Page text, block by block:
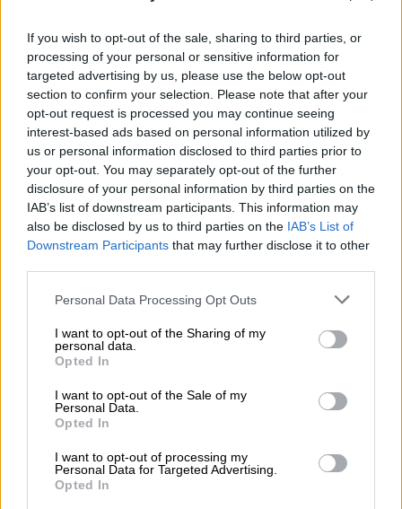
If you wish to opt-out of the sale, sharing to third parties, or
processing of your personal or sensitive information for
targeted advertising by us, please use the below opt-out
section to confirm your selection. Please note that after your
opt-out request is processed you may continue seeing
interest-based ads based on personal information utilized by
us or personal information disclosed to third parties prior to
your opt-out. You may separately opt-out of the further
disclosure of your personal information by third parties on the
IAB’s list of downstream participants. This information may
also be disclosed by us to third parties on the IAB’s List of
Downstream Participants that may further disclose it to other
Please note that this website/app uses one or more Google
not limited to your visit or usage behaviour. You may click to
grant or deny consent to Google and its third-party tags to
use your data for below specified purposes in below Google
consent section.
Personal Data Processing Opt Outs
I want to opt-out of the Sharing of my
personal data.
Opted In
I want to opt-out of the Sale of my
Personal Data.
Opted In
I want to opt-out of processing my
Personal Data for Targeted Advertising.
Opted In
Αθλητισμός| 08.03.2019 11:02
Ολε Γκούναρ Σόλσκιερ: Ο «διάβολος» µε
το αγγελικό πρόσωπο!
Τα αποδυτήρια του «Παρκ ντε Πρενς»
µύριζαν... το τρεµπλ της Μάντσεστερ
Γιουνάιτεντ το 1999
Ο Μουρίνιο στάζει χολή για τον Όλε
Γκούναρ Σόλσκιερ